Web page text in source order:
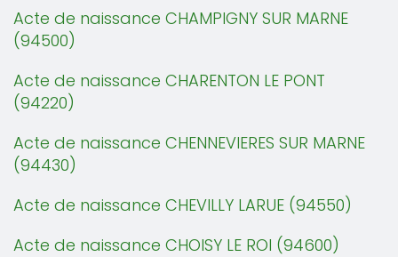
Acte de naissance CHAMPIGNY SUR MARNE
(94500)
Acte de naissance CHARENTON LE PONT
(94220)
Acte de naissance CHENNEVIERES SUR MARNE
(94430)
Acte de naissance CHEVILLY LARUE (94550)
Acte de naissance CHOISY LE ROI (94600)